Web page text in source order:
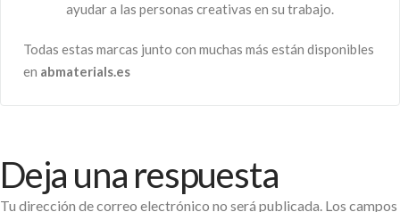
ayudar a las personas creativas en su trabajo.
Todas estas marcas junto con muchas más están disponibles
en abmaterials.es
Deja una respuesta
Tu dirección de correo electrónico no será publicada. Los campos